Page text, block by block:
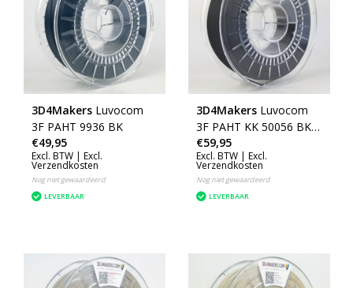
3D4Makers Luvocom
3F PAHT 9936 BK
€49,95
Excl. BTW | Excl.
Verzendkosten
Nog niet gewaardeerd
LEVERBAAR
3D4Makers Luvocom
3F PAHT KK 50056 BK
FR
€59,95
Excl. BTW | Excl.
Verzendkosten
Nog niet gewaardeerd
LEVERBAAR